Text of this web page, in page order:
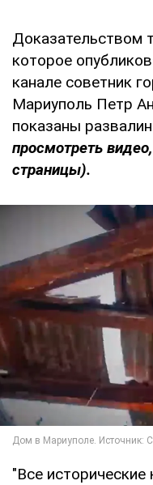
Доказательством
которое
канале советник
Мариуполь Петр
показаны
просмотреть
страницы).
"Все исторические